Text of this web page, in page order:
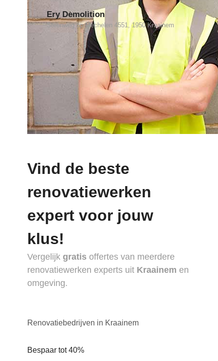
Ery Demolition
Steenweg op Mechelen 4551, 1950 Kraainem
Vind de beste
renovatiewerken
expert voor jouw
klus!
Vergelijk gratis offertes van meerdere
renovatiewerken experts uit Kraainem en
omgeving.
Renovatiebedrijven in Kraainem
Bespaar tot 40%